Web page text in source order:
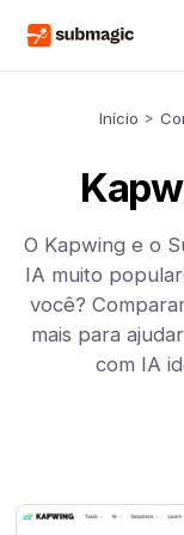
Início >
O Kapwing e o
IA muito
você?
mais para
com IA